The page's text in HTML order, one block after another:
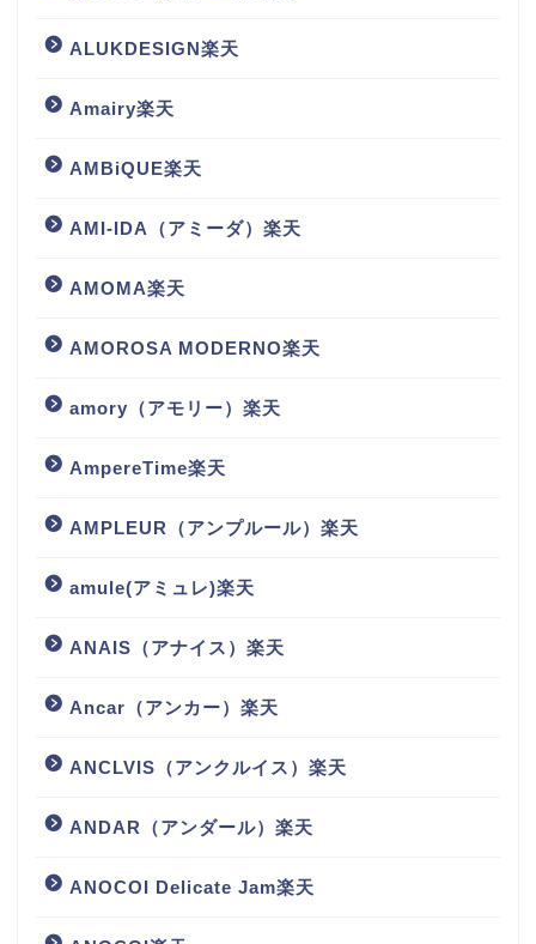
ALUKDESIGN楽天
Amairy楽天
AMBiQUE楽天
AMI-IDA（アミーダ）楽天
AMOMA楽天
AMOROSA MODERNO楽天
amory（アモリー）楽天
AmpereTime楽天
AMPLEUR（アンプルール）楽天
amule(アミュレ)楽天
ANAIS（アナイス）楽天
Ancar（アンカー）楽天
ANCLVIS（アンクルイス）楽天
ANDAR（アンダール）楽天
ANOCOI Delicate Jam楽天